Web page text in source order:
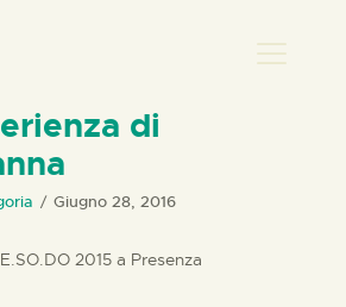
di
Giugno 28, 2016
2015 a Presenza